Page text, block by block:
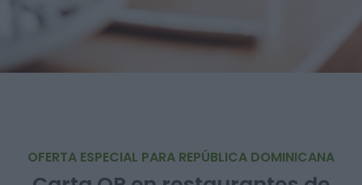
OFERTA ESPECIAL PARA REPÚBLICA DOMINICANA